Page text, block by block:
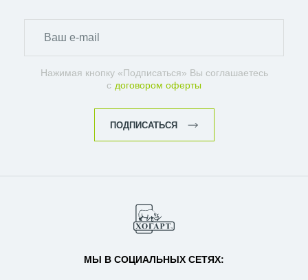
Нажимая кнопку «Подписаться» Вы соглашаетесь
с договором оферты
ПОДПИСАТЬСЯ
МЫ В СОЦИАЛЬНЫХ СЕТЯХ: